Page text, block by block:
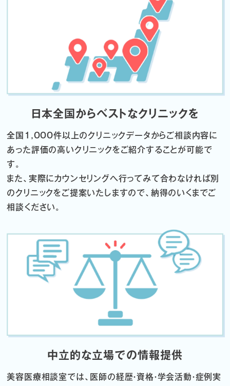
日本全国からベストなクリニックを
全国1,000件以上のクリニックデータからご相談内容に
あった評価の高いクリニックをご紹介することが可能で
す。
また、実際にカウンセリングへ行ってみて合わなければ別
のクリニックをご提案いたしますので、納得のいくまでご
相談ください。
中立的な立場での情報提供
美容医療相談室では、医師の経歴・資格・学会活動・症例実